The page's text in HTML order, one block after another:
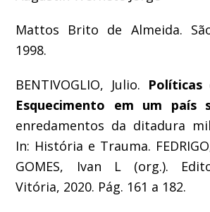
Mattos Brito de Almeida.
1998.
BENTIVOGLIO, Julio.
Esquecimento em um país
enredamentos da ditadura
In: História e Trauma.
GOMES, Ivan L (org.).
Vitória, 2020. Pág. 161 a 182.